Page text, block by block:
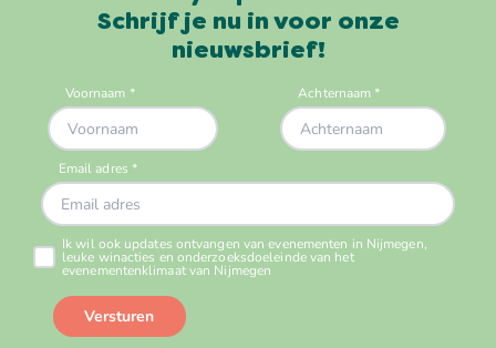
Schrijf je nu in voor onze
nieuwsbrief!